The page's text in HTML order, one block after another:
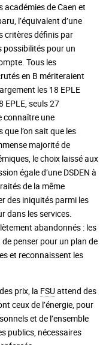
de Caen et
l’équivalent d’une
critères définis par
possibilités pour un
Tous les
en B mériteraient
les 18 EPLE
EPLE, seuls 27
connaître une
l’on sait que les
majorité de
le choix laissé aux
égale d’une DSDEN à
de la même
des iniquités parmi les
dans les services.
abandonnés : les
penser pour un plan de
et reconnaissent les
prix, la FSUattend des
ceux de l’énergie, pour
et de l’ensemble
publics, nécessaires